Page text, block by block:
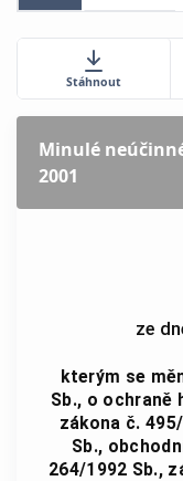
Stáhnout
Minulé
2001
ze
kterým se
Sb., o ochraně
zákona č.
Sb.,
264/1992 Sb.,